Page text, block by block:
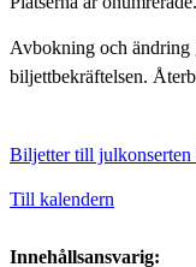
Avbokning och ändring
biljettbekräftelsen.
Biljetter till julkonserten
Till kalendern
Innehållsansvarig: